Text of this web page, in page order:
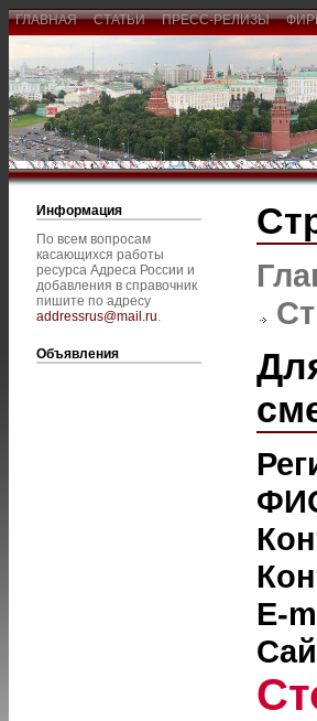
ГЛАВНАЯ СТАТЬИ ПРЕСС-РЕЛИЗЫ
Информация
По всем вопросам
касающихся работы
ресурса Адреса России и
добавления в справочник
пишите по адресу
addressrus@mail.ru.
Объявления
E-